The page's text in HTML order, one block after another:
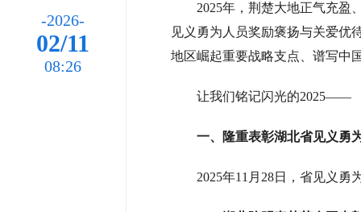
-2026-
02/11
08:26
2025年，荆楚大地正气充盈
见义勇为人员奖励褒扬与关爱优
地区崛起重要战略支点、谱写中
让我们铭记闪光的2025——
一、隆重表彰湖北省见义勇
2025年11月28日，省见义